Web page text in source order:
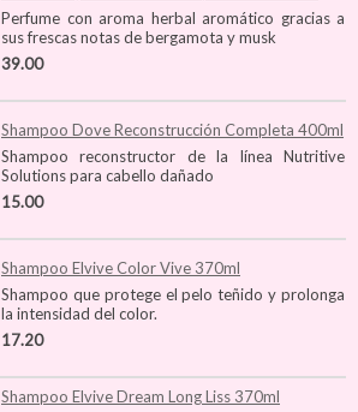
Perfume con aroma herbal aromático gracias a
sus frescas notas de bergamota y musk
39.00
Shampoo Dove Reconstrucción Completa 400ml
Shampoo reconstructor de la línea Nutritive
Solutions para cabello dañado
15.00
Shampoo Elvive Color Vive 370ml
Shampoo que protege el pelo teñido y prolonga
la intensidad del color.
17.20
Shampoo Elvive Dream Long Liss 370ml